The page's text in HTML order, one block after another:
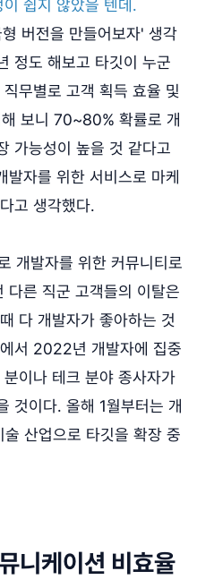
쉽지 않았을 텐데.
버전을 만들어보자' 생각
정도 해보고 타깃이 누군
무별로 고객 획득 효율 및
보니 70~80% 확률로 개
가능성이 높을 것 같다고
자를 위한 서비스로 마케
고 생각했다.
개발자를 위한 커뮤니티로
다른 직군 고객들의 이탈은
다 개발자가 좋아하는 것
서 2022년 개발자에 집중
이나 테크 분야 종사자가
것이다. 올해 1월부터는 개
산업으로 타깃을 확장 중
니케이션 비효율